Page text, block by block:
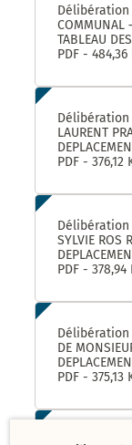
Délibération
COMMUNAL
TABLEAU
PDF - 484,36
Délibération
LAURENT
A PARIS
PDF - 376,12
Délibération
SYLVIE ROS
VOIE
PDF - 378,94
Délibération
DE MONSIEUR
FORUM DES
PDF - 375,13
Liste des